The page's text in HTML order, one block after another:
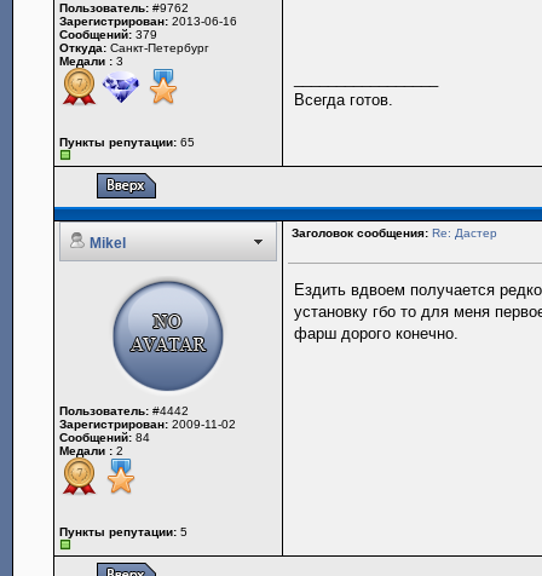
Пользователь: #9762
Зарегистрирован: 2013-06-16
Сообщений: 379
Откуда: Санкт-Петербург
Медали : 3
Пункты репутации: 65
Всегда готов.
Mikel
Заголовок сообщения: Re: Дастер
Пользователь: #4442
Зарегистрирован: 2009-11-02
Сообщений: 84
Медали : 2
Пункты репутации: 5
Ездить вдвоем получается
установку гбо то для меня
фарш дорого конечно.